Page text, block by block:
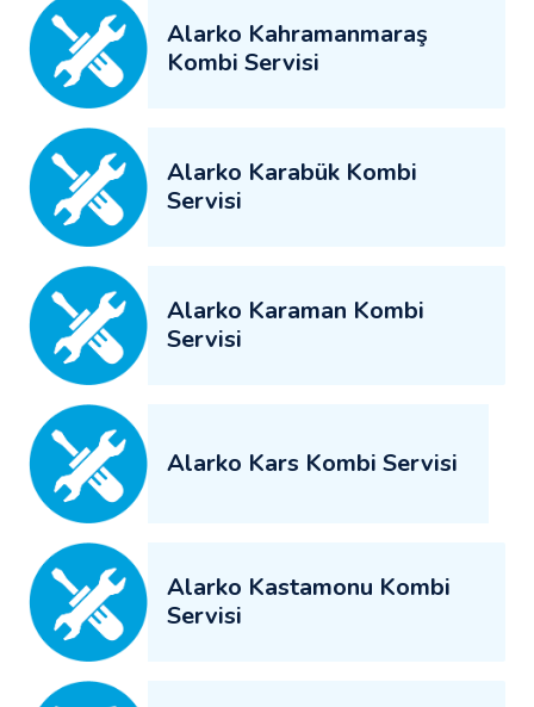
Alarko Kahramanmaraş
Kombi Servisi
Alarko Karabük Kombi
Servisi
Alarko Karaman Kombi
Servisi
Alarko Kars Kombi Servisi
Alarko Kastamonu Kombi
Servisi